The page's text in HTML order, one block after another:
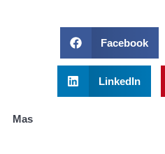
Facebook
LinkedIn
Mas